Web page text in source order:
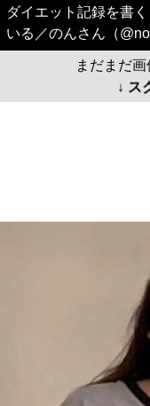
ダイエット記録を書
いる／のんさん（
まだまだ画
↓ ス